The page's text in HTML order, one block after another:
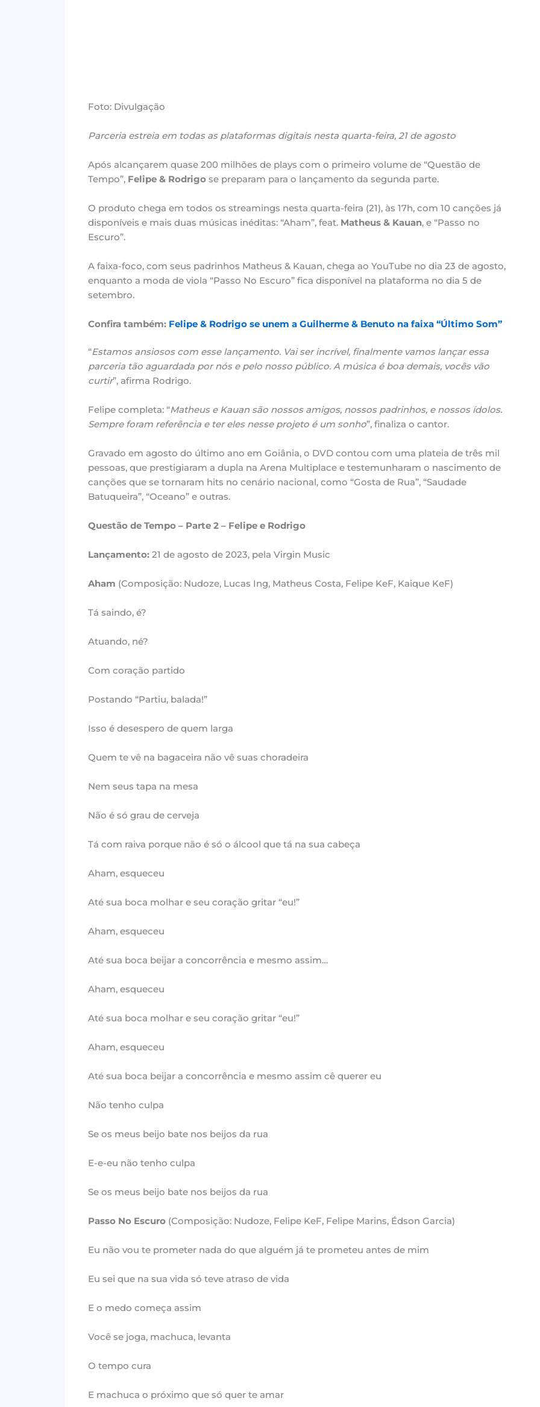
Foto: Divulgação
Parceria estreia em todas as plataformas digitais nesta quarta-feira, 21 de agosto
Após alcançarem quase 200 milhões de plays com o primeiro volume de “Questão de
Tempo”, Felipe & Rodrigose preparam para o lançamento da segunda parte.
O produto chega em todos os streamings nesta quarta-feira (21), às 17h, com 10 canções já
disponíveis e mais duas músicas inéditas: “Aham”, feat. Matheus & Kauan, e “Passo no
Escuro”.
A faixa-foco, com seus padrinhos Matheus & Kauan, chega ao YouTube no dia 23 de agosto,
enquanto a moda de viola “Passo No Escuro” fica disponível na plataforma no dia 5 de
setembro.
Confira também: Felipe & Rodrigo se unem a Guilherme & Benuto na faixa “Último Som”
“Estamos ansiosos com esse lançamento. Vai ser incrível, finalmente vamos lançar essa
parceria tão aguardada por nós e pelo nosso público. A música é boa demais, vocês vão
curtir”, afirma Rodrigo.
Felipe completa: “Matheus e Kauan são nossos amigos, nossos padrinhos, e nossos ídolos.
Sempre foram referência e ter eles nesse projeto é um sonho”, finaliza o cantor.
Gravado em agosto do último ano em Goiânia, o DVD contou com uma plateia de três mil
pessoas, que prestigiaram a dupla na Arena Multiplace e testemunharam o nascimento de
canções que se tornaram hits no cenário nacional, como “Gosta de Rua”, “Saudade
Batuqueira”, “Oceano” e outras.
Questão de Tempo – Parte 2 – Felipe e Rodrigo
Lançamento: 21 de agosto de 2023, pela Virgin Music
Aham (Composição: Nudoze, Lucas Ing, Matheus Costa, Felipe KeF, Kaique KeF)
Tá saindo, é?
Atuando, né?
Com coração partido
Postando “Partiu, balada!”
Isso é desespero de quem larga
Quem te vê na bagaceira não vê suas choradeira
Nem seus tapa na mesa
Não é só grau de cerveja
Tá com raiva porque não é só o álcool que tá na sua cabeça
Aham, esqueceu
Até sua boca molhar e seu coração gritar “eu!”
Aham, esqueceu
Até sua boca beijar a concorrência e mesmo assim…
Aham, esqueceu
Até sua boca molhar e seu coração gritar “eu!”
Aham, esqueceu
Até sua boca beijar a concorrência e mesmo assim cê querer eu
Não tenho culpa
Se os meus beijo bate nos beijos da rua
E-e-eu não tenho culpa
Se os meus beijo bate nos beijos da rua
Passo No Escuro(Composição: Nudoze, Felipe KeF, Felipe Marins, Édson Garcia)
Eu não vou te prometer nada do que alguém já te prometeu antes de mim
Eu sei que na sua vida só teve atraso de vida
E o medo começa assim
Você se joga, machuca, levanta
O tempo cura
E machuca o próximo que só quer te amar